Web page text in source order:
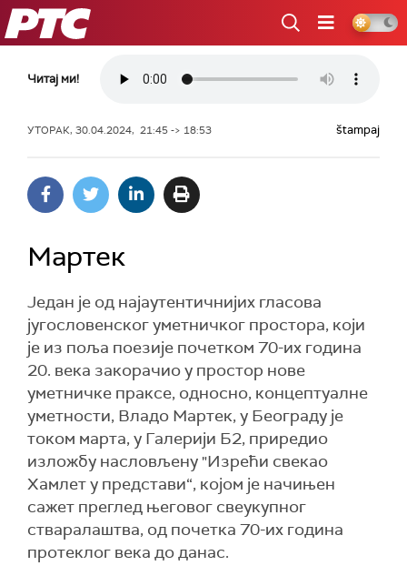
РТС
Читај ми!
УТОРАК, 30.04.2024, 21:45 -> 18:53 štampaj
Мартек
Један је од најаутентичнијих гласова
југословенског уметничког простора, који
је из поља поезије почетком 70-их година
20. века закорачио у простор нове
уметничке праксе, односно, концептуалне
уметности, Владо Мартек, у Београду је
током марта, у Галерији Б2, приредио
изложбу насловљену "Изрећи свекао
Хамлет у представи“, којом је начињен
сажет преглед његовог свеукупног
стваралаштва, од почетка 70-их година
протеклог века до данас.